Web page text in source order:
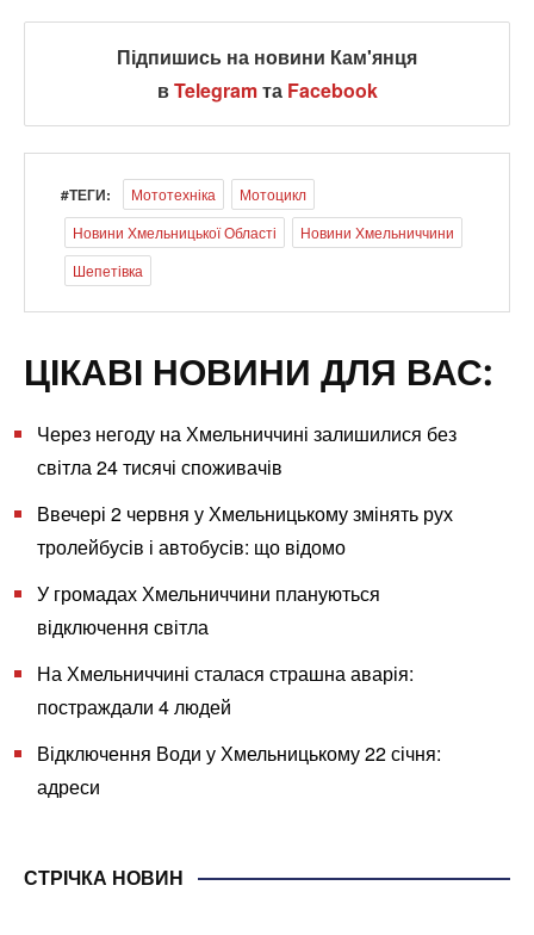
Підпишись на новини Кам'янця
вTelegramта Facebook
#ТЕГИ: Мототехніка
Мотоцикл
Новини Хмельницької Області
Новини Хмельниччини
Шепетівка
ЦІКАВІ НОВИНИ ДЛЯ ВАС:
Через негоду на Хмельниччині залишилися без
світла 24 тисячі споживачів
Ввечері 2 червня у Хмельницькому змінять рух
тролейбусів і автобусів: що відомо
У громадах Хмельниччини плануються
відключення світла
На Хмельниччині сталася страшна аварія:
постраждали 4 людей
Відключення Води у Хмельницькому 22 січня:
адреси
СТРІЧКА НОВИН